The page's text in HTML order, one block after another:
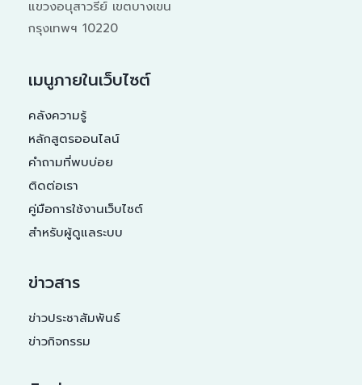
แขวงอนุสาวรีย์ เขตบางเขน
กรุงเทพฯ 10220
เมนูภายในเว็บไซต์
คลังความรู้
หลักสูตรออนไลน์
คำถามที่พบบ่อย
ติดต่อเรา
คู่มือการใช้งานเว็บไซต์
สำหรับผู้ดูแลระบบ
ข่าวสาร
ข่าวประชาสัมพันธ์
ข่าวกิจกรรม